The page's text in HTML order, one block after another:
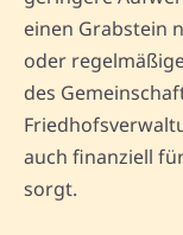
einen Grabstein
oder
des
auch finanziell
sorgt.